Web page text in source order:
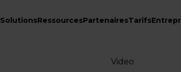
SolutionsRessourcesPartenairesTarifs
Video